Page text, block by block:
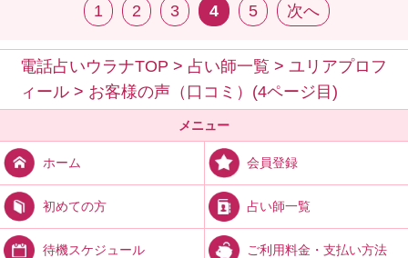
1 2 3 4 5 次へ
電話占いウラナTOP > 占い師一覧 >ユリアプロフ
ィール > お客様の声（口コミ）(4ページ目)
メニュー
ホーム 会員登録
初めての方 占い師一覧
待機スケジュール ご利用料金・支払い方法